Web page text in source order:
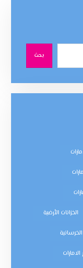
بحث
الخزانات الأرضية